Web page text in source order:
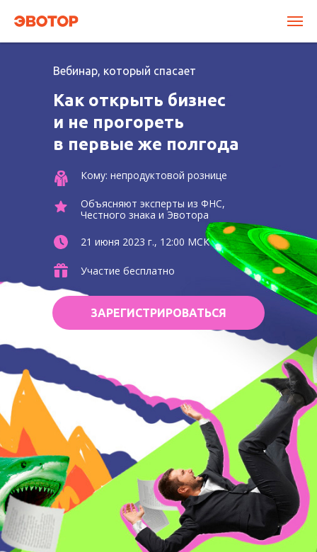
Как открыть бизнес
и не прогореть
в первые же полгода
Вебинар, который спасает
ЗАРЕГИСТРИРОВАТЬСЯ
Кому: непродуктовой рознице
Объясняют эксперты из ФНС,
Честного знака и Эвотора
21 июня 2023 г., 12:00 МСК
Участие бесплатно